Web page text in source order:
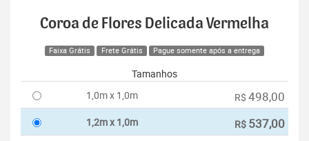
Coroa de Flores Delicada Vermelha
Faixa Grátis Frete Grátis Pague somente após a entrega
Tamanhos
1,0m x 1,0m
R$ 498,00
1,2m x 1,0m R$ 537,00